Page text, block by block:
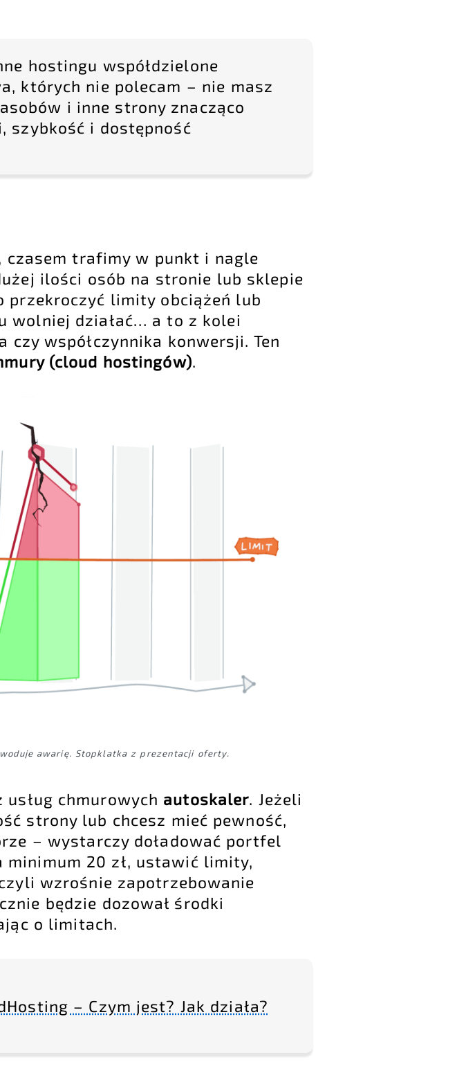
hostingu współdzielone
których nie polecam – nie masz
i inne strony znacząco
szybkość i dostępność
czasem trafimy w punkt i nagle
ilości osób na stronie lub sklepie
przekroczyć limity obciążeń lub
wolniej działać… a to z kolei
czy współczynnika konwersji. Ten
(cloud hostingów).
awarię. Stopklatka z prezentacji oferty.
usług chmurowych autoskaler. Jeżeli
strony lub chcesz mieć pewność,
– wystarczy doładować portfel
minimum 20 zł, ustawić limity,
wzrośnie zapotrzebowanie
będzie dozował środki
o limitach.
– Czym jest? Jak działa?